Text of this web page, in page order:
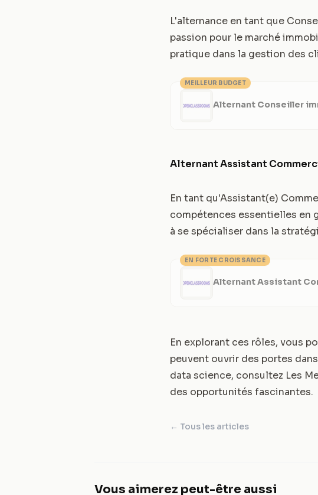
L'alternance en tant que
passion pour le marché
pratique dans la gestion des
MEILLEUR BUDGET
Alternant Conseiller
Alternant Assistant
En tant qu'Assistant(e)
compétences essentielles en
à se spécialiser dans la
EN FORTE CROISSANCE
Alternant Assistant
En explorant ces rôles, vous
peuvent ouvrir des portes
data science, consultez Les
des opportunités fascinantes.
← Tous les articles
Vous aimerez peut-être aussi